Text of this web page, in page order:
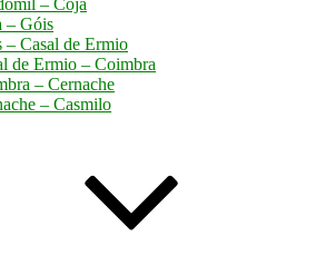
– Coja
– Góis
– Casal de Ermio
de Ermio – Coimbra
– Cernache
– Casmilo